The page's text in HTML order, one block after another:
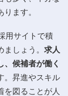
ます。
用サイトで積
しょう。 求人
、候補者が働く
。昇進やスキル
を図ることが人